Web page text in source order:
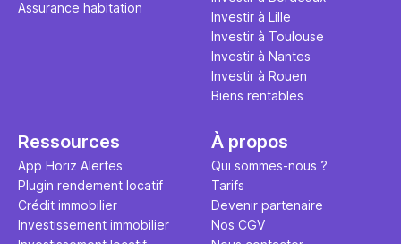
Assurance habitation
Investir à Lille
Investir à Toulouse
Investir à Nantes
Investir à Rouen
Biens rentables
Ressources
App Horiz Alertes
Plugin rendement locatif
Crédit immobilier
Investissement immobilier
À propos
Qui sommes-nous ?
Tarifs
Devenir partenaire
Nos CGV